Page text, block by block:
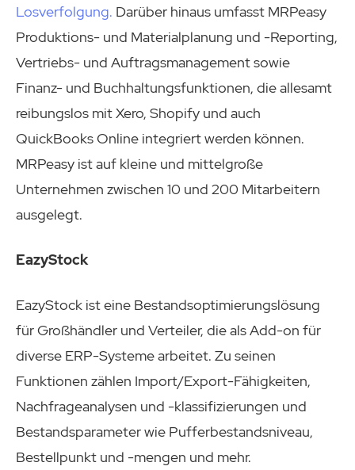
Losverfolgung. Darüber hinaus umfasst MRPeasy
Produktions- und Materialplanung und -Reporting,
Vertriebs- und Auftragsmanagement sowie
Finanz- und Buchhaltungsfunktionen, die allesamt
reibungslos mit Xero, Shopify und auch
QuickBooks Online integriert werden können.
MRPeasy ist auf kleine und mittelgroße
Unternehmen zwischen 10 und 200 Mitarbeitern
ausgelegt.
EazyStock
EazyStock ist eine Bestandsoptimierungslösung
für Großhändler und Verteiler, die als Add-on für
diverse ERP-Systeme arbeitet. Zu seinen
Funktionen zählen Import/Export-Fähigkeiten,
Nachfrageanalysen und -klassifizierungen und
Bestandsparameter wie Pufferbestandsniveau,
Bestellpunkt und -mengen und mehr.